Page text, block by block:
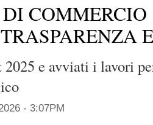
COMMERCIO
e avviati i lavori
- 3:07PM